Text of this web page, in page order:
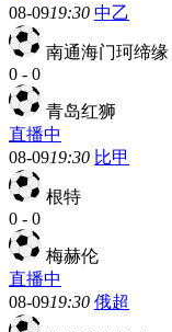
08-0919:30 中乙
南通海门珂缔缘
0 - 0
青岛红狮
直播中
08-0919:30 比甲
根特
0 - 0
梅赫伦
直播中
08-0919:30 俄超